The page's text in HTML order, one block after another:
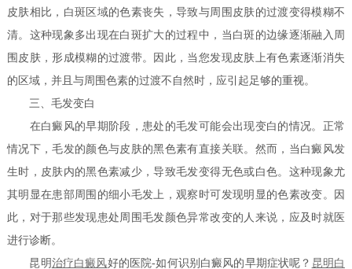
皮肤相比，白斑区域的色素丧失，导致与周围皮肤的过渡变得模糊不
清。这种现象多出现在白斑扩大的过程中，当白斑的边缘逐渐融入周
围皮肤，形成模糊的过渡带。因此，当您发现皮肤上有色素逐渐消失
的区域，并且与周围色素的过渡不自然时，应引起足够的重视。
三、毛发变白
在白癜风的早期阶段，患处的毛发可能会出现变白的情况。正常
情况下，毛发的颜色与皮肤的黑色素有直接关联。然而，当白癜风发
生时，皮肤内的黑色素减少，导致毛发变得无色或白色。这种现象尤
其明显在患部周围的细小毛发上，观察时可发现明显的色素改变。因
此，对于那些发现患处周围毛发颜色异常改变的人来说，应及时就医
进行诊断。
昆明治疗白癜风好的医院-如何识别白癜风的早期症状呢？ 昆明白